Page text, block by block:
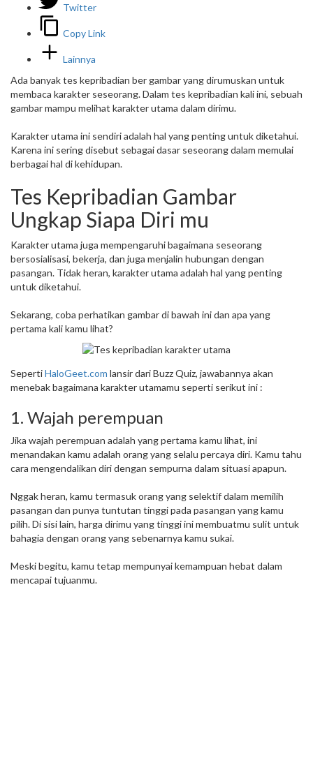
Twitter
Copy Link
Lainnya
Ada banyak tes kepribadian ber gambar yang dirumuskan untuk
membaca karakter seseorang. Dalam tes kepribadian kali ini, sebuah
gambar mampu melihat karakter utama dalam dirimu.
Karakter utama ini sendiri adalah hal yang penting untuk diketahui.
Karena ini sering disebut sebagai dasar seseorang dalam memulai
berbagai hal di kehidupan.
Tes Kepribadian Gambar
Ungkap Siapa Diri mu
Karakter utama juga mempengaruhi bagaimana seseorang
bersosialisasi, bekerja, dan juga menjalin hubungan dengan
pasangan. Tidak heran, karakter utama adalah hal yang penting
untuk diketahui.
Sekarang, coba perhatikan gambar di bawah ini dan apa yang
pertama kali kamu lihat?
SepertiHaloGeet.com lansir dari Buzz Quiz, jawabannya akan
menebak bagaimana karakter utamamu seperti serikut ini :
1. Wajah perempuan
Jika wajah perempuan adalah yang pertama kamu lihat, ini
menandakan kamu adalah orang yang selalu percaya diri. Kamu tahu
cara mengendalikan diri dengan sempurna dalam situasi apapun.
Nggak heran, kamu termasuk orang yang selektif dalam memilih
pasangan dan punya tuntutan tinggi pada pasangan yang kamu
pilih. Di sisi lain, harga dirimu yang tinggi ini membuatmu sulit untuk
bahagia dengan orang yang sebenarnya kamu sukai.
Meski begitu, kamu tetap mempunyai kemampuan hebat dalam
mencapai tujuanmu.